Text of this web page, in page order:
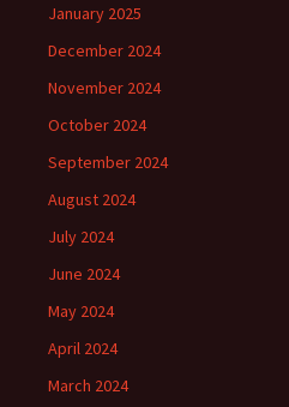
January 2025
December 2024
November 2024
October 2024
September 2024
August 2024
July 2024
June 2024
May 2024
April 2024
March 2024